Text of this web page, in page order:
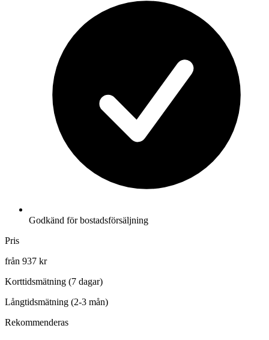
Godkänd för bostadsförsäljning
Pris
från 937 kr
Korttidsmätning (7 dagar)
Långtidsmätning (2-3 mån)
Rekommenderas